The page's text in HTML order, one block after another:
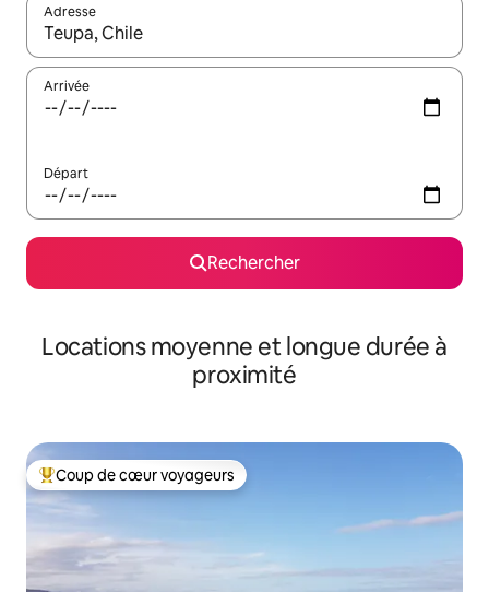
Adresse
Lorsque les résultats s'affichent, utilisez les flèches vers le
Arrivée
Départ
Rechercher
Locations moyenne et longue durée à
proximité
Coups de cœur voyageurs les plus appréciés
Coup de cœur voyageurs